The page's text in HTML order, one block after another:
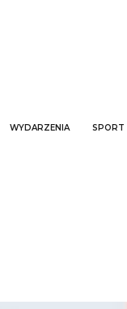
WYDARZENIA SPORT